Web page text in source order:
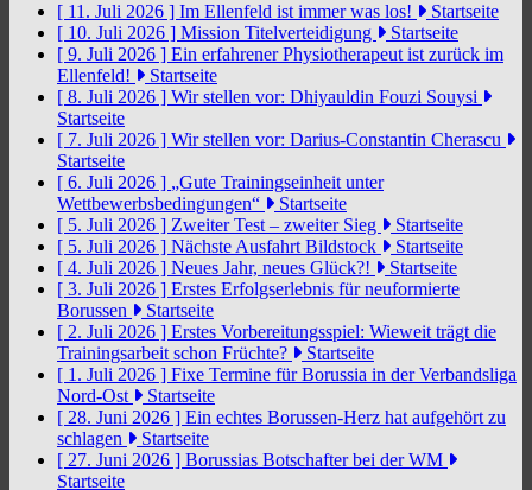
[ 11. Juli 2026 ] Im Ellenfeld ist immer was los!
Startseite
[ 10. Juli 2026 ] Mission Titelverteidigung
Startseite
[ 9. Juli 2026 ] Ein erfahrener Physiotherapeut ist zurück im
Ellenfeld!
Startseite
[ 8. Juli 2026 ] Wir stellen vor: Dhiyauldin Fouzi Souysi
Startseite
[ 7. Juli 2026 ] Wir stellen vor: Darius-Constantin Cherascu
Startseite
[ 6. Juli 2026 ] „Gute Trainingseinheit unter
Wettbewerbsbedingungen“
Startseite
[ 5. Juli 2026 ] Zweiter Test – zweiter Sieg
Startseite
[ 5. Juli 2026 ] Nächste Ausfahrt Bildstock
Startseite
[ 4. Juli 2026 ] Neues Jahr, neues Glück?!
Startseite
[ 3. Juli 2026 ] Erstes Erfolgserlebnis für neuformierte
Borussen
Startseite
[ 2. Juli 2026 ] Erstes Vorbereitungsspiel: Wieweit trägt die
Trainingsarbeit schon Früchte?
Startseite
[ 1. Juli 2026 ] Fixe Termine für Borussia in der Verbandsliga
Nord-Ost
Startseite
[ 28. Juni 2026 ] Ein echtes Borussen-Herz hat aufgehört zu
schlagen
Startseite
[ 27. Juni 2026 ] Borussias Botschafter bei der WM
Startseite